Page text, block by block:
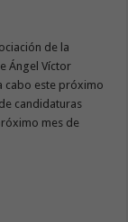
de la
Ángel Víctor
cabo este próximo
candidaturas
mes de